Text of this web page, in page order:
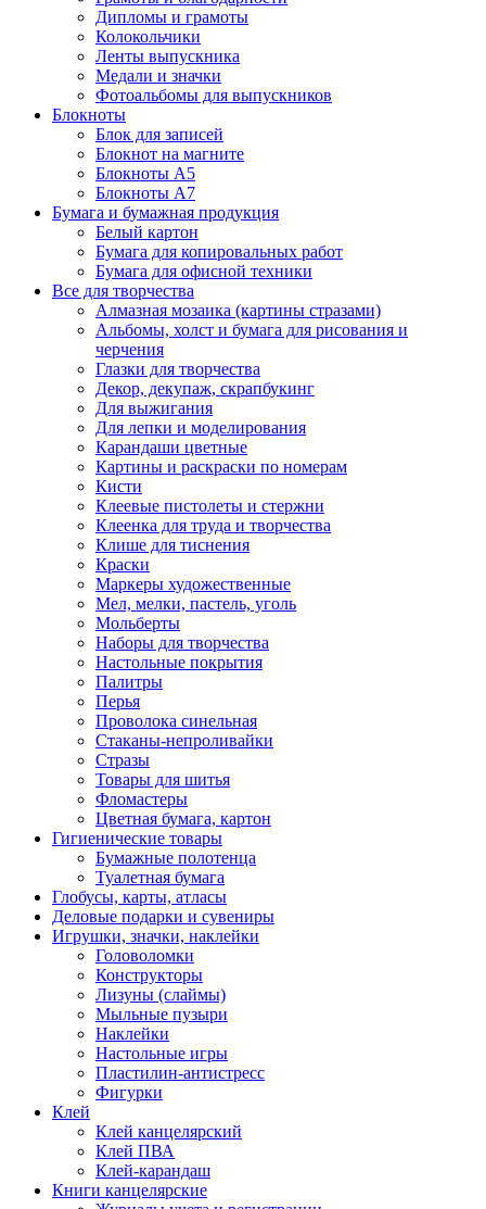
Дипломы и грамоты
Колокольчики
Ленты выпускника
Медали и значки
Фотоальбомы для выпускников
Блокноты
Блок для записей
Блокнот на магните
Блокноты А5
Блокноты А7
Бумага и бумажная продукция
Белый картон
Бумага для копировальных работ
Бумага для офисной техники
Все для творчества
Алмазная мозаика (картины стразами)
Альбомы, холст и бумага для рисования и
черчения
Глазки для творчества
Декор, декупаж, скрапбукинг
Для выжигания
Для лепки и моделирования
Карандаши цветные
Картины и раскраски по номерам
Кисти
Клеевые пистолеты и стержни
Клеенка для труда и творчества
Клише для тиснения
Краски
Маркеры художественные
Мел, мелки, пастель, уголь
Мольберты
Наборы для творчества
Настольные покрытия
Палитры
Перья
Проволока синельная
Стаканы-непроливайки
Стразы
Товары для шитья
Фломастеры
Цветная бумага, картон
Гигиенические товары
Бумажные полотенца
Туалетная бумага
Глобусы, карты, атласы
Деловые подарки и сувениры
Игрушки, значки, наклейки
Головоломки
Конструкторы
Лизуны (слаймы)
Мыльные пузыри
Наклейки
Настольные игры
Пластилин-антистресс
Фигурки
Клей
Клей канцелярский
Клей ПВА
Клей-карандаш
Книги канцелярские